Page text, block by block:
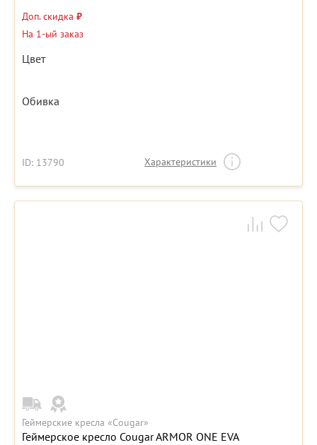
Доп. скидка ₽
На 1-ый заказ
Цвет
Обивка
ID: 13790 Характеристики
Геймерские кресла «Cougar»
Геймерское кресло Cougar ARMOR ONE EVA